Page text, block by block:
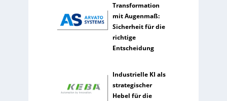
Transformation
mit Augenmaß:
Sicherheit für die
richtige
Entscheidung
Industrielle KI als
strategischer
Hebel für die